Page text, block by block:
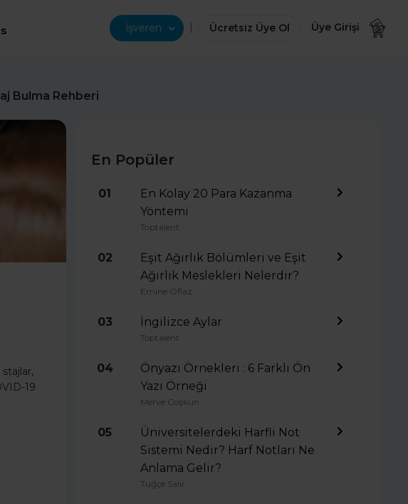
İşveren | Ücretsiz Üye Ol Üye Girişi
Bulma Rehberi
19
En Popüler
01
En Kolay 20 Para Kazanma
Yöntemi
Toptalent
02
Eşit Ağırlık Bölümleri ve Eşit
Ağırlık Meslekleri Nelerdir?
Emine Oflaz
03 İngilizce Aylar
Toptalent
04
Önyazı Örnekleri : 6 Farklı Ön
Yazı Örneği
Merve Coşkun
05
Üniversitelerdeki Harfli Not
Sistemi Nedir? Harf Notları Ne
Anlama Gelir?
Tuğçe Salır